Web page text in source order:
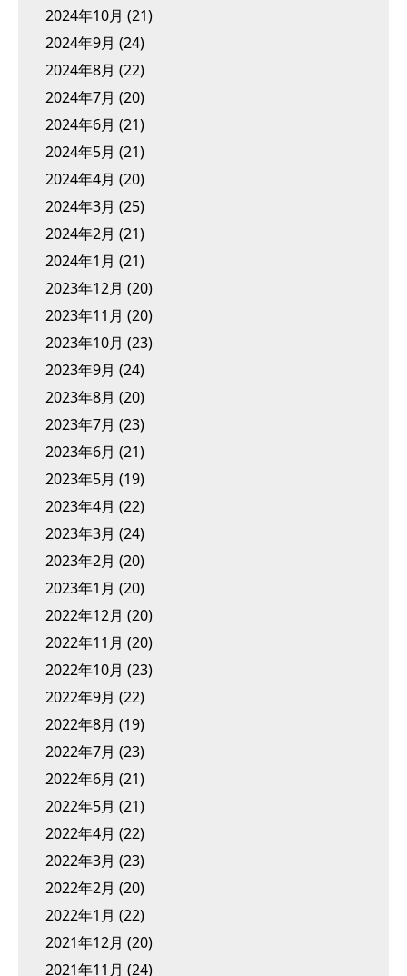
2024年10月 (21)
2024年9月 (24)
2024年8月 (22)
2024年7月 (20)
2024年6月 (21)
2024年5月 (21)
2024年4月 (20)
2024年3月 (25)
2024年2月 (21)
2024年1月 (21)
2023年12月 (20)
2023年11月 (20)
2023年10月 (23)
2023年9月 (24)
2023年8月 (20)
2023年7月 (23)
2023年6月 (21)
2023年5月 (19)
2023年4月 (22)
2023年3月 (24)
2023年2月 (20)
2023年1月 (20)
2022年12月 (20)
2022年11月 (20)
2022年10月 (23)
2022年9月 (22)
2022年8月 (19)
2022年7月 (23)
2022年6月 (21)
2022年5月 (21)
2022年4月 (22)
2022年3月 (23)
2022年2月 (20)
2022年1月 (22)
2021年12月 (20)
2021年11月 (24)